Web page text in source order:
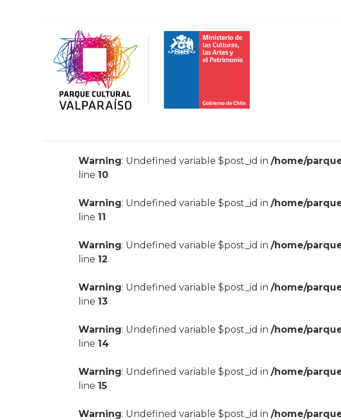
Warning: Undefined variable $post_id in/home/
line 10
Warning: Undefined variable $post_id in/home/
line 11
Warning: Undefined variable $post_id in/home/
line 12
Warning: Undefined variable $post_id in/home/
line 13
Warning: Undefined variable $post_id in/home/
line 14
Warning: Undefined variable $post_id in/home/
line 15
Warning: Undefined variable $post_id in/home/